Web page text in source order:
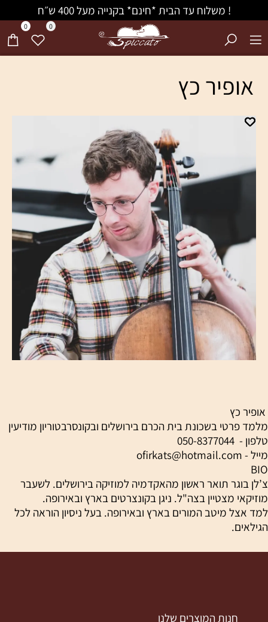
! משלוח עד הבית *חינם* בקנייה מעל 400 ש״ח
0 0
אופיר כץ
אופיר כץ
מלמד פרטי בשכונת בית הכרם בירושלים ובקונסרבטוריון מודיעין
טלפון - 050-8377044
מייל - ofirkats@hotmail.com
BIO
צ’לן בוגר תואר ראשון מהאקדמיה למוזיקה בירושלים. לשעבר
מוזיקאי מצטיין בצה"ל. ניגן בקונצרטים בארץ ובאירופה.
למד אצל מיטב המורים בארץ ובאירופה. בעל ניסיון הוראה לכל
הגילאים.
חנות המוצרים שלנו